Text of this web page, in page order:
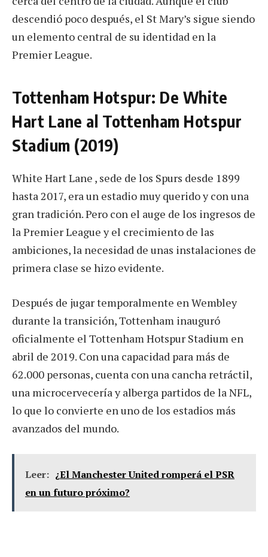
descendió poco después, el St Mary’s sigue siendo
un elemento central de su identidad en la
Premier League.
Tottenham Hotspur: De White
Hart Lane al Tottenham Hotspur
Stadium (2019)
White Hart Lane , sede de los Spurs desde 1899
hasta 2017, era un estadio muy querido y con una
gran tradición. Pero con el auge de los ingresos de
la Premier League y el crecimiento de las
ambiciones, la necesidad de unas instalaciones de
primera clase se hizo evidente.
Después de jugar temporalmente en Wembley
durante la transición, Tottenham inauguró
oficialmente el Tottenham Hotspur Stadium en
abril de 2019. Con una capacidad para más de
62.000 personas, cuenta con una cancha retráctil,
una microcervecería y alberga partidos de la NFL,
lo que lo convierte en uno de los estadios más
avanzados del mundo.
Leer: ¿El Manchester United romperá el PSR
en un futuro próximo?